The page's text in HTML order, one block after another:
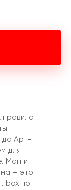
правила
Арт-
для
Магнит
— это
box по